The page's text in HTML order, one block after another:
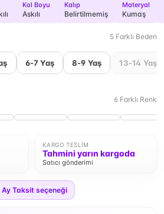
Kol Boyu
Askılı
Kalıp
Belirtilmemiş
Materyal
Kumaş
5 Farklı Beden
6-7 Yaş 8-9 Yaş 13-14 Yaş
6 Farklı Renk
KARGO TESLIM
Tahmini yarın kargoda
Satıcı gönderimi
Ay Taksit seçeneği